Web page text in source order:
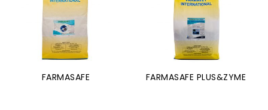
FARMASAFE FARMASAFE PLUS&ZYME